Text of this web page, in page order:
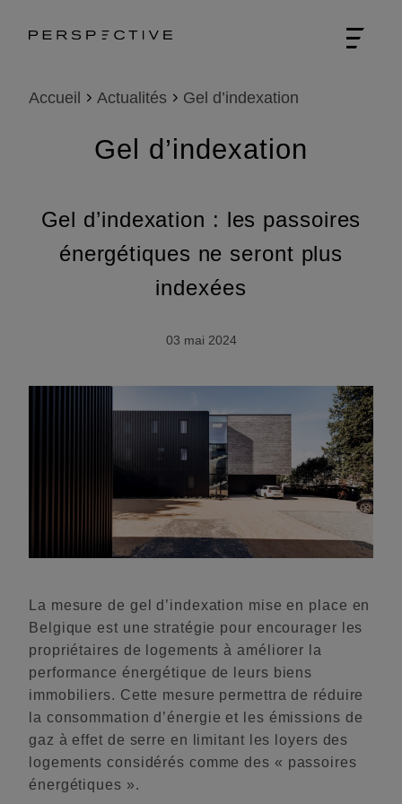
Accueil Actualités Gel d’indexation
Gel d’indexation
Gel d’indexation : les passoires
énergétiques ne seront plus
indexées
03 mai 2024
La mesure de gel d’indexation mise en place en
Belgique est une stratégie pour encourager les
propriétaires de logements à améliorer la
performance énergétique de leurs biens
immobiliers. Cette mesure permettra de réduire
la consommation d’énergie et les émissions de
gaz à effet de serre en limitant les loyers des
logements considérés comme des « passoires
énergétiques ».